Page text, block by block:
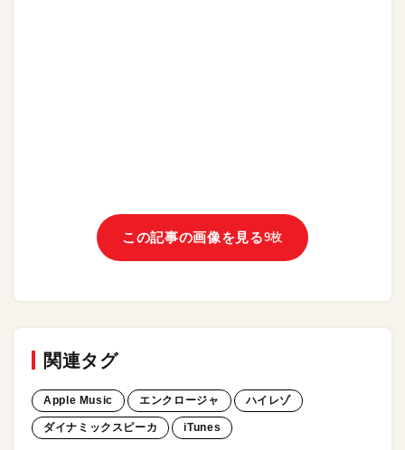
この記事の画像を見る9枚
関連タグ
Apple Music エンクロージャ ハイレゾ
ダイナミックスピーカ iTunes